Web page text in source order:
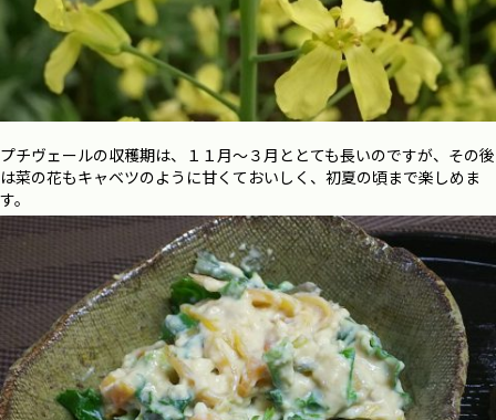
プチヴェールの収穫期は、１１月～３月ととても長いのですが、その後
は菜の花もキャベツのように甘くておいしく、初夏の頃まで楽しめま
す。